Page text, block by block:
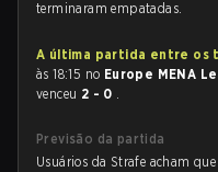
terminaram empatadas.
A última partida entre os
às 18:15 no Europe MENA
venceu 2 - 0 .
Previsão da partida
Usuários da Strafe acham